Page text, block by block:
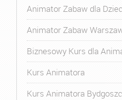
Animator Zabaw dla
Animator Zabaw
Biznesowy Kurs dla
Kurs Animatora
Kurs Animatora